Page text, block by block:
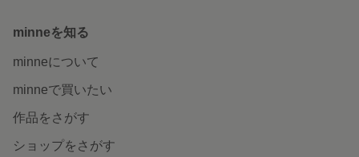
minneを知る
minneについて
minneで買いたい
作品をさがす
ショップをさがす